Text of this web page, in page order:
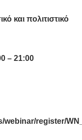
και πολιτιστικό
– 21:00
webinar/register/